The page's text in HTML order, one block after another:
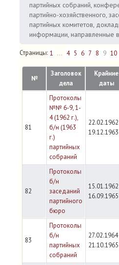
партийных собраний,
партийно-хозяйственного,
партийных комитетов,
информации, направленные
Страницы: 1 ... 4 5 6 7 8 9 10
№
Заголовок
дела
Крайние
даты
81
Протоколы
№№ 6-9, 1-
4 (1962 г.),
б/н (1963
г.)
партийных
собраний
19.12.1963
82
Протоколы
б/н
заседаний
партийного
бюро
16.09.1965
83
Протоколы
б/н
партийных
собраний
27.02.1964
21.10.1965